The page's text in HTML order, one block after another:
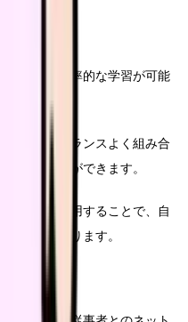
少なく、効率的な学習が可能
の研修をバランスよく組み合
てることができます。
の研修を活用することで、自
可能となります。